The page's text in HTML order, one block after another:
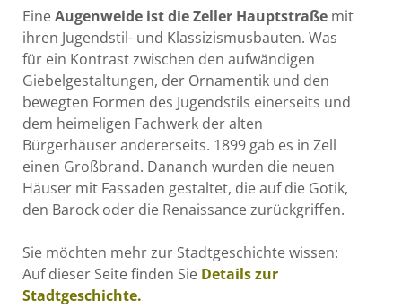
EineAugenweide ist die Zeller Hauptstraße mit
ihren Jugendstil- und Klassizismusbauten. Was
für ein Kontrast zwischen den aufwändigen
Giebelgestaltungen, der Ornamentik und den
bewegten Formen des Jugendstils einerseits und
dem heimeligen Fachwerk der alten
Bürgerhäuser andererseits. 1899 gab es in Zell
einen Großbrand. Dananch wurden die neuen
Häuser mit Fassaden gestaltet, die auf die Gotik,
den Barock oder die Renaissance zurückgriffen.
Sie möchten mehr zur Stadtgeschichte wissen:
Auf dieser Seite finden Sie Details zur
Stadtgeschichte.